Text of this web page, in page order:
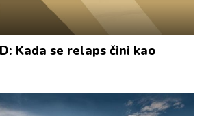
Kada se relaps čini kao